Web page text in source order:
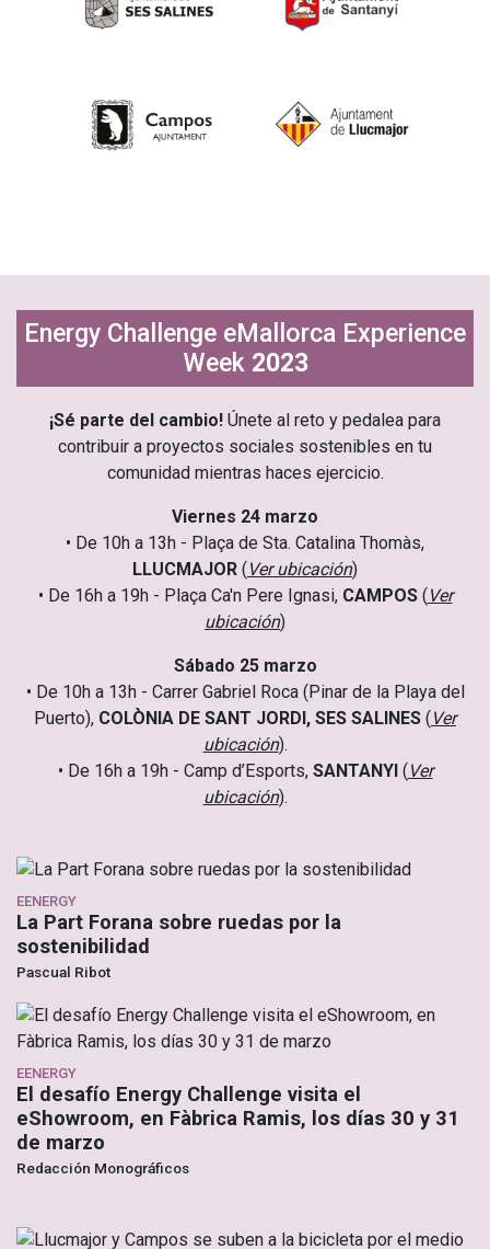
Energy Challenge eMallorca Experience
Week 2023
¡Sé parte del cambio! Únete al reto y pedalea para
contribuir a proyectos sociales sostenibles en tu
comunidad mientras haces ejercicio.
Viernes 24 marzo
• De 10h a 13h - Plaça de Sta. Catalina Thomàs,
LLUCMAJOR (Ver ubicación)
• De 16h a 19h - Plaça Ca'n Pere Ignasi, CAMPOS(Ver
ubicación)
Sábado 25 marzo
• De 10h a 13h - Carrer Gabriel Roca (Pinar de la Playa del
Puerto), COLÒNIA DE SANT JORDI, SES SALINES (Ver
ubicación).
• De 16h a 19h - Camp d’Esports, SANTANYI(Ver
ubicación).
EENERGY
La Part Forana sobre ruedas por la
sostenibilidad
Pascual Ribot
EENERGY
El desafío Energy Challenge visita el
eShowroom, en Fàbrica Ramis, los días 30 y 31
de marzo
Redacción Monográficos